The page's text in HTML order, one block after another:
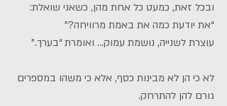
ובכל זאת, כמעט כל אחת מהן, כשאני שואלת:
“את יודעת כמה את באמת מרוויחה?”
עוצרת לשנייה, נושמת עמוק… ואומרת “בערך.”
לא כי הן לא מבינות כסף, אלא כי משהו במספרים
גורם להן להתרחק.